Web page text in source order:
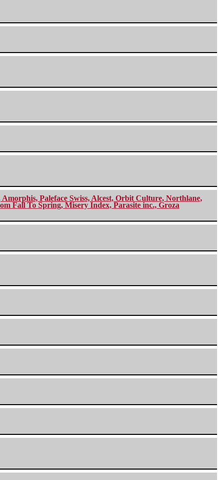
Paleface Swiss, Alcest, Orbit Culture, Northlane,
Fall To Spring, Misery Index, Parasite inc., Groza